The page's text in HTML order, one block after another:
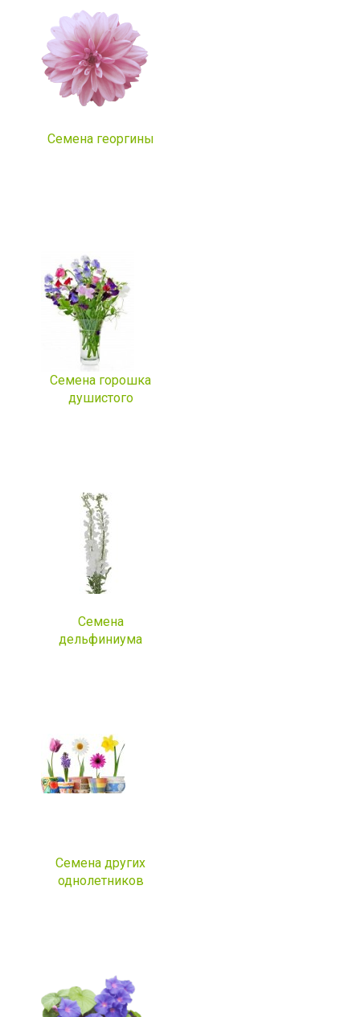
Семена георгины
Семена горошка
душистого
Семена
дельфиниума
Семена других
однолетников